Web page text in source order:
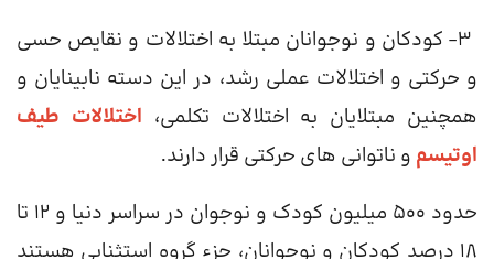
3- کودکان و نوجوانان مبتلا به اختلالات و نقایص حسی
و حرکتی و اختلالات عملی رشد، در این دسته نابینایان و
همچنین مبتلایان به اختلالات تکلمی، اختلالات طیف
اوتیسم و ناتوانی های حرکتی قرار دارند.
حدود 500 میلیون کودک و نوجوان در سراسر دنیا و 12 تا
18 درصد کودکان و نوجوانان، جزء گروه استثنایی هستند